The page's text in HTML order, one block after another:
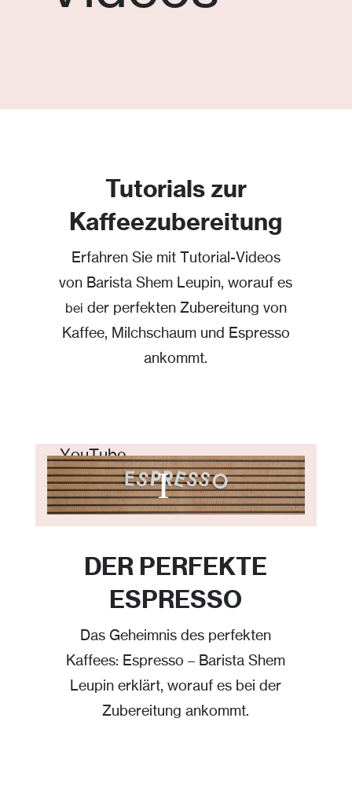
Tutorials zur
Kaffeezubereitung
Erfahren Sie mit Tutorial-Videos
von Barista Shem Leupin, worauf es
bei der perfekten Zubereitung von
Kaffee, Milchschaum und Espresso
ankommt.
Mit dem Laden des Videos akzeptieren Sie die Datenschutzerklärung von YouTube.
Mehr erfahren
Video laden
YouTube immer entsperren
DER PERFEKTE
ESPRESSO
Das Geheimnis des perfekten
Kaffees: Espresso – Barista Shem
Leupin erklärt, worauf es bei der
Zubereitung ankommt.